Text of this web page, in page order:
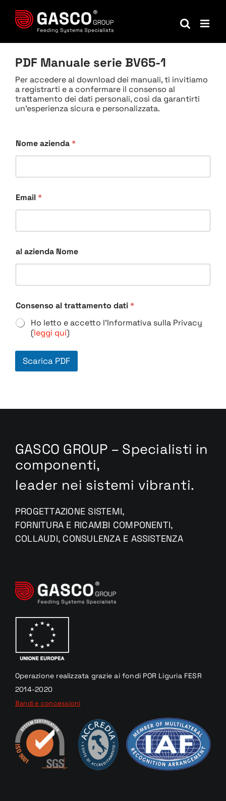
contenuto
PDF Manuale serie BV65-1
Per accedere al download dei manuali, ti invitiamo
a registrarti e a confermare il consenso al
trattamento dei dati personali, così da garantirti
un'esperienza sicura e personalizzata.
Nome azienda*
Email*
al azienda Nome
Consenso al trattamento dati*
Ho letto e accetto l'Informativa sulla Privacy
(leggi qui)
Scarica PDF
GASCO GROUP – Specialisti in
componenti,
leader nei sistemi vibranti.
PROGETTAZIONE SISTEMI,
FORNITURA E RICAMBI COMPONENTI,
COLLAUDI, CONSULENZA E ASSISTENZA
Operazione realizzata grazieai fondi POR Liguria FESR
2014-2020
Bandi e concessioni